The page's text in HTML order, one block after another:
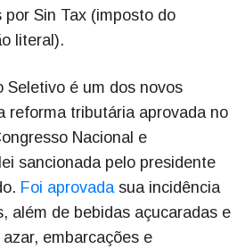
Sin Tax (imposto do
literal).
Seletivo é um dos novos
reforma tributária aprovada no
Nacional e
sancionada pelo presidente
Foi aprovadasua incidência
além de bebidas açucaradas e
embarcações e